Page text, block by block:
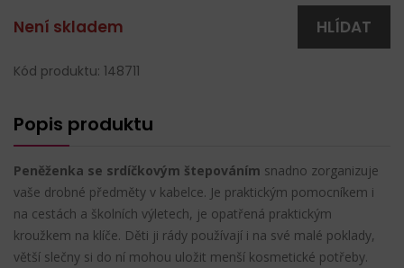
Není skladem HLÍDAT
Kód produktu: 148711
Popis produktu
Peněženka se srdíčkovým štepováním snadno zorganizuje
vaše drobné předměty v kabelce. Je praktickým pomocníkem i
na cestách a školních výletech, je opatřená praktickým
kroužkem na klíče. Děti ji rády používají i na své malé poklady,
větší slečny si do ní mohou uložit menší kosmetické potřeby.